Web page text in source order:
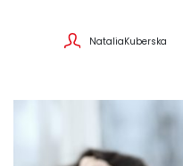
NataliaKuberska